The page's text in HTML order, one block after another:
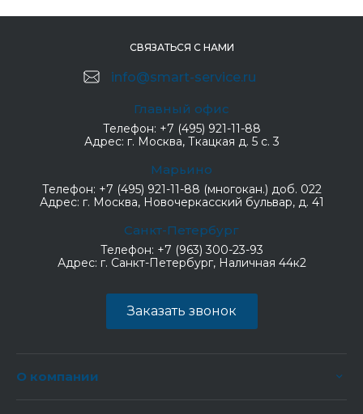
СВЯЗАТЬСЯ С НАМИ
info@smart-service.ru
Главный офис
Телефон: +7 (495) 921-11-88
Адрес: г. Москва, Ткацкая д. 5 с. 3
Марьино
Телефон: +7 (495) 921-11-88 (многокан.) доб. 022
Адрес: г. Москва, Новочеркасский бульвар, д. 41
Санкт-Петербург
Телефон: +7 (963) 300-23-93
Адрес: г. Санкт-Петербург, Наличная 44к2
Заказать звонок
О компании